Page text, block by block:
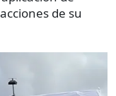
de su